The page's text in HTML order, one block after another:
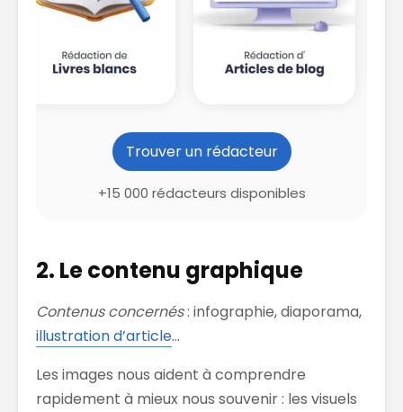
Trouver un rédacteur
+15 000 rédacteurs disponibles
2. Le contenu graphique
Contenus concernés: infographie, diaporama,
illustration d’article…
Les images nous aident à comprendre
rapidement à mieux nous souvenir : les visuels